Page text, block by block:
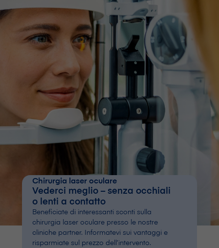
Chirurgia laser oculare
Vederci meglio – senza occhiali
o lenti a contatto
Beneficiate di interessanti sconti sulla
chirurgia laser oculare presso le nostre
cliniche partner. Informatevi sui vantaggi e
risparmiate sul prezzo dell’intervento.